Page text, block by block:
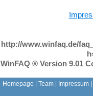
http://www.winfaq.de/
WinFAQ ® Version 9.01
Homepage | Team| Impressum|